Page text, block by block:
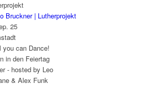
Bruckner | Lutherprojekt
25